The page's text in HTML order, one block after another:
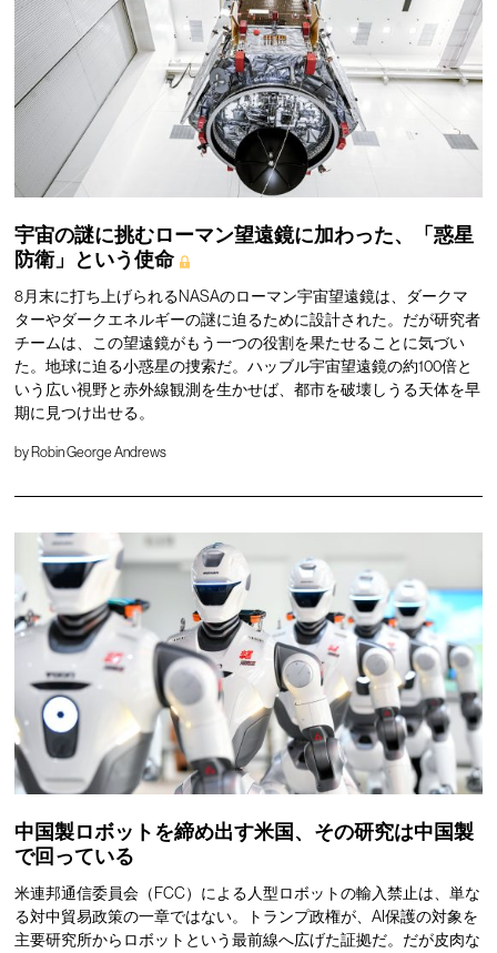
宇宙の謎に挑むローマン望遠鏡に加わった、「惑星
防衛」という使命
8月末に打ち上げられるNASAのローマン宇宙望遠鏡は、ダークマ
ターやダークエネルギーの謎に迫るために設計された。だが研究者
チームは、この望遠鏡がもう一つの役割を果たせることに気づい
た。地球に迫る小惑星の捜索だ。ハッブル宇宙望遠鏡の約100倍と
いう広い視野と赤外線観測を生かせば、都市を破壊しうる天体を早
期に見つけ出せる。
byRobin George Andrews
中国製ロボットを締め出す米国、その研究は中国製
で回っている
米連邦通信委員会（FCC）による人型ロボットの輸入禁止は、単な
る対中貿易政策の一章ではない。トランプ政権が、AI保護の対象を
主要研究所からロボットという最前線へ広げた証拠だ。だが皮肉な